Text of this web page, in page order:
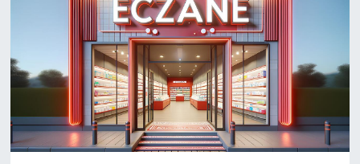
Süper Lig Puan Durumu ve Fikstür
Tüm Manşetler
Son Dakika Haberleri
Haber Arşivi